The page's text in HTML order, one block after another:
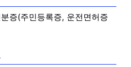
증(주민등록증, 운전면허증